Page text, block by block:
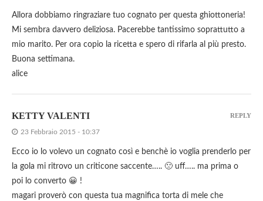
Allora dobbiamo ringraziare tuo cognato per questa ghiottoneria!
Mi sembra davvero deliziosa. Pacerebbe tantissimo soprattutto a
mio marito. Per ora copio la ricetta e spero di rifarla al più presto.
Buona settimana.
alice
KETTY VALENTI
23 Febbraio 2015 - 10:37
Ecco io lo volevo un cognato così e benchè io voglia prenderlo per
la gola mi ritrovo un criticone saccente….. 🙁 uff….. ma prima o
poi lo converto 😀 !
magari proverò con questa tua magnifica torta di mele che
REPLY